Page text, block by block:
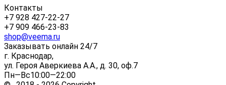
Контакты
+7 928 427-22-27
+7 909 466-23-83
shop@veema.ru
Заказывать онлайн 24/7
г. Краснодар,
ул. Героя Аверкиева А.А., д. 30, оф.7
Пн—Вс10:00—22:00